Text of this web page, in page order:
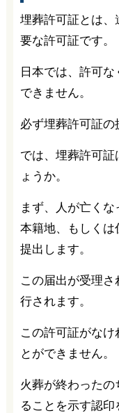
埋葬許可証とは
要な許可証です。
日本では、許可
できません。
必ず埋葬許可証の
では、埋葬許可
ょうか。
まず、人が亡く
本籍地、もしくは
提出します。
この届出が受理
行されます。
この許可証がなけ
とができません。
火葬が終わった
ることを示す認印